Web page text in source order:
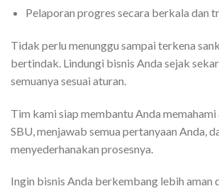
Pelaporan progres secara berkala dan
Tidak perlu menunggu sampai terkena
bertindak. Lindungi bisnis Anda sejak
semuanya sesuai aturan.
Tim kami siap membantu Anda memahami
SBU, menjawab semua pertanyaan Anda,
menyederhanakan prosesnya.
Ingin bisnis Anda berkembang lebih aman